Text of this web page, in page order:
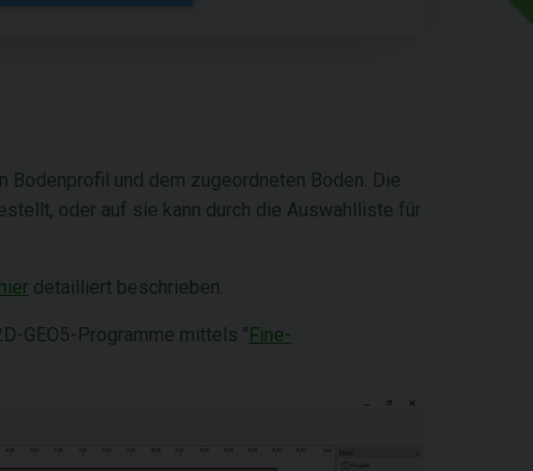
Bodenprofil und dem zugeordneten Böden. Die
oder auf sie kann durch die Auswahlliste für
detailliert beschrieben.
GEO5-Programme mittels "Fine-